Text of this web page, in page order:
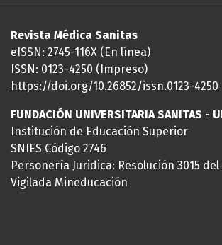
Revista Médica Sanitas
eISSN: 2745-116X (En línea)
ISSN: 0123-4250 (Impreso)
https://doi.org/10.26852/issn.0123-4250
FUNDACIÓN UNIVERSITARIA SANITAS -
Institución de Educación Superior
SNIES Código 2746
Personería Juridica: Resolución 3015
Vigilada Mineducación